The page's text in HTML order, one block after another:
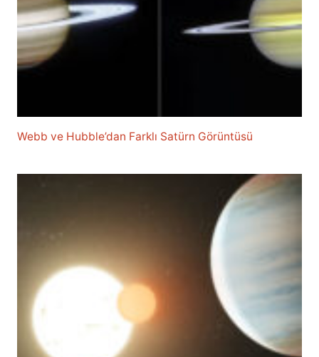
Webb ve Hubble’dan Farklı Satürn Görüntüsü